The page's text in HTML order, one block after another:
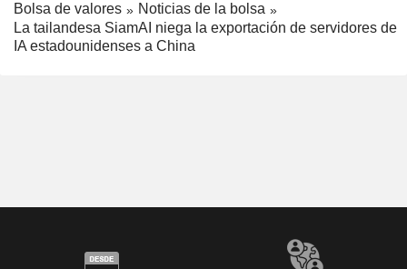
Bolsa de valores
Noticias de la bolsa
La tailandesa SiamAI niega la exportación de servidores de
IA estadounidenses a China